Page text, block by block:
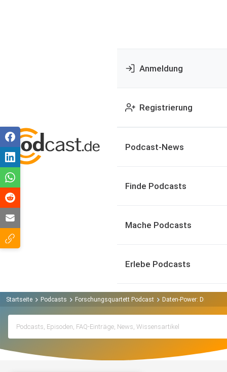
Anmeldung
Registrierung
Podcast-News
Finde Podcasts
Mache Podcasts
Erlebe Podcasts
Startseite Podcasts Forschungsquartett Podcast Daten-Power: Die